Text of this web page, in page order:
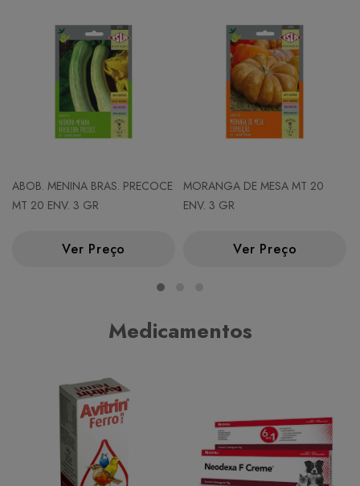
ABOB. MENINA BRAS. PRECOCE
MT 20 ENV. 3 GR
Ver Preço
MORANGA DE MESA MT 20
ENV. 3 GR
Ver Preço
Medicamentos